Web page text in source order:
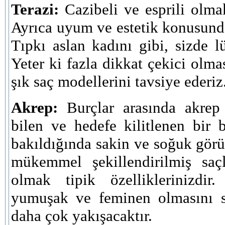
Terazi: Cazibeli ve esprili
Ayrıca uyum ve estetik
Tıpkı aslan kadını gibi, sizde
Yeter ki fazla dikkat çekici
şık saç modellerini tavsiye
Akrep: Burçlar arasında
bilen ve hedefe kilitlenen bir
bakıldığında sakin ve soğuk
mükemmel şekillendirilmiş
olmak tipik özelliklerinizdir.
yumuşak ve feminen
daha çok yakışacaktır.